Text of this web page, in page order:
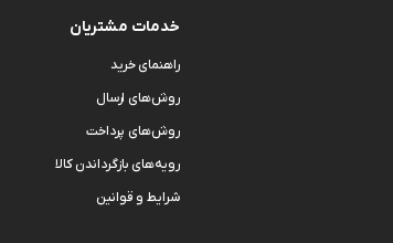
خدمات مشتریان
راهنمای خرید
روش‌های ارسال
روش‌های پرداخت
رویه‌های بازگرداندن کالا
شرایط و قوانین